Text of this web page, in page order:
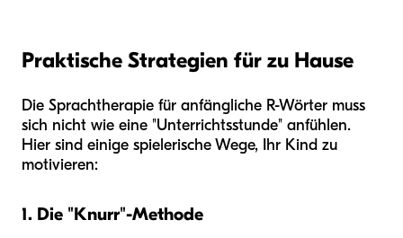
Praktische Strategien für zu Hause
Die Sprachtherapie für anfängliche R-Wörter muss
sich nicht wie eine "Unterrichtsstunde" anfühlen.
Hier sind einige spielerische Wege, Ihr Kind zu
motivieren:
1. Die "Knurr"-Methode